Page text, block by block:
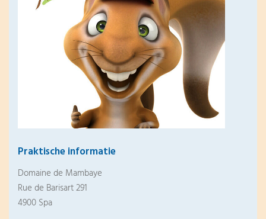
Praktische informatie
Domaine de Mambaye
Rue de Barisart 291
4900 Spa